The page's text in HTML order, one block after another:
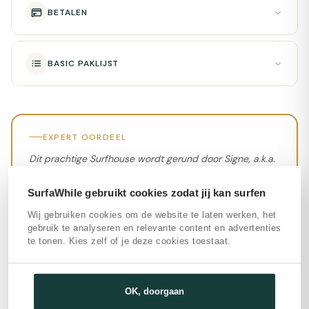
SurfaWhile gebruikt cookies zodat jij kan surfen
Wij gebruiken cookies om de website te laten werken, het
gebruik te analyseren en relevante content en advertenties
te tonen. Kies zelf of je deze cookies toestaat.
OK, doorgaan
BETALEN
BASIC PAKLIJST
EXPERT OORDEEL
Dit prachtige Surfhouse wordt gerund door Signe, a.k.a.
koppel en bevindt zich op een geweldige plek met een
golf van Europa, namelijk: Buarcos. Deze omgeving is
nog vrij onontdekt, ideaal dus als je de drukte, maar ook
de hitte van de Algarve wilt vermijden. Dit is een fijne
plek als je op zoek bent naar luxe, rust en heel veel surf!